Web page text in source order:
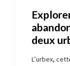
deux
L’urbex,